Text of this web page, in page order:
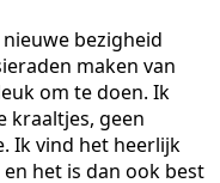
nieuwe bezigheid
maken van
om te doen. Ik
kraaltjes, geen
Ik vind het heerlijk
het is dan ook best